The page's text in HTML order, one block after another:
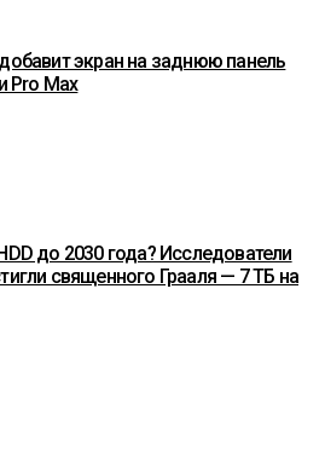
экран на заднюю панель
Pro Max
до 2030 года? Исследователи
священного Грааля — 7 ТБ на